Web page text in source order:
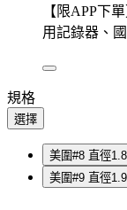
【限APP下
用記錄器、
規格
選擇
美圍#8 直徑
美圍#9 直徑